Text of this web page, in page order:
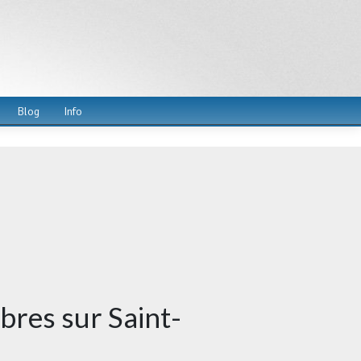
Blog Info
sur Saint-